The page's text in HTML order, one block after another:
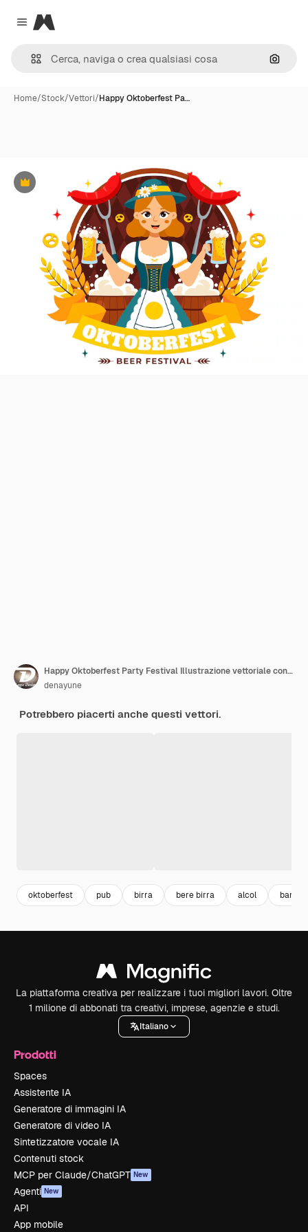
Close menu
Magnific
Cerca
Home/Stock/Vettori/Happy Oktoberfest Pa…
Premium
Happy Oktoberfest Party Festival Illustrazione vettoriale con barili di birra, salsicce, pan di zenzero, bandiera tedesca e grano sullo sfondo piatto
denayune
Potrebbero piacerti anche questi vettori.
oktoberfest pub birra bere birra alcol bar
La piattaforma creativa per realizzare i tuoi migliori lavori. Oltre
1 milione di abbonati tra creativi, imprese, agenzie e studi.
Italiano
Prodotti
Spaces
Assistente IA
Generatore di immagini IA
Generatore di video IA
Sintetizzatore vocale IA
Contenuti stock
MCP per Claude/ChatGPT New
Agenti New
API
App mobile